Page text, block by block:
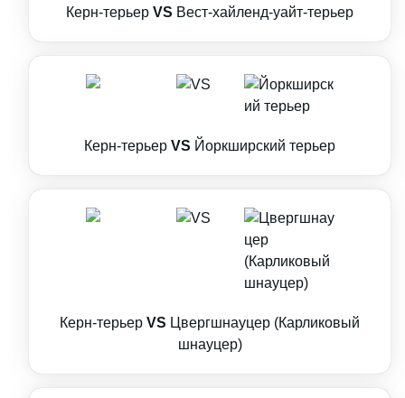
Керн-терьер VS Вест-хайленд-уайт-терьер
Керн-терьер VS Йоркширский терьер
Керн-терьер VS Цвергшнауцер (Карликовый
шнауцер)